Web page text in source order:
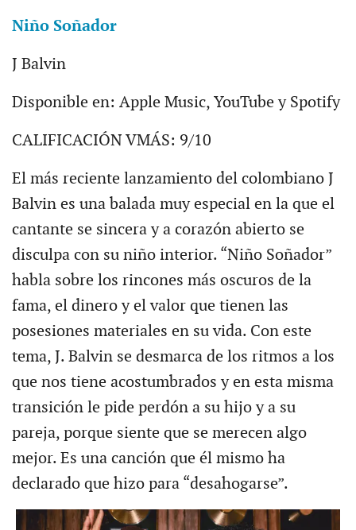
Niño Soñador
J Balvin
Disponible en: Apple Music, YouTube y Spotify
CALIFICACIÓN VMÁS: 9/10
El más reciente lanzamiento del colombiano J
Balvin es una balada muy especial en la que el
cantante se sincera y a corazón abierto se
disculpa con su niño interior. “Niño Soñador”
habla sobre los rincones más oscuros de la
fama, el dinero y el valor que tienen las
posesiones materiales en su vida. Con este
tema, J. Balvin se desmarca de los ritmos a los
que nos tiene acostumbrados y en esta misma
transición le pide perdón a su hijo y a su
pareja, porque siente que se merecen algo
mejor. Es una canción que él mismo ha
declarado que hizo para “desahogarse”.